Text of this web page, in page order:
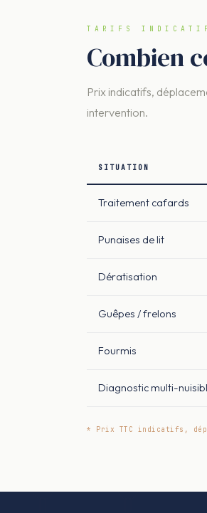
TARIFS
Combien
Prix indicatifs,
intervention.
SITUATION
Traitement cafards
Punaises de lit
Dératisation
Guêpes / frelons
Fourmis
Diagnostic multi-
* Prix TTC indicatifs,